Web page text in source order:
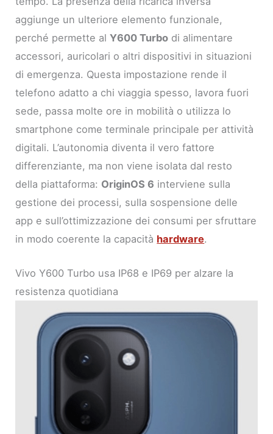
aggiunge un ulteriore elemento funzionale,
perché permette alY600 Turbo di alimentare
accessori, auricolari o altri dispositivi in situazioni
di emergenza. Questa impostazione rende il
telefono adatto a chi viaggia spesso, lavora fuori
sede, passa molte ore in mobilità o utilizza lo
smartphone come terminale principale per attività
digitali. L’autonomia diventa il vero fattore
differenziante, ma non viene isolata dal resto
della piattaforma: OriginOS 6 interviene sulla
gestione dei processi, sulla sospensione delle
app e sull’ottimizzazione dei consumi per sfruttare
in modo coerente la capacità hardware.
Vivo Y600 Turbo usa IP68 e IP69 per alzare la
resistenza quotidiana